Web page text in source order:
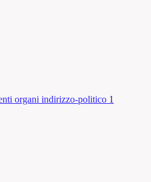
organi indirizzo-politico 1